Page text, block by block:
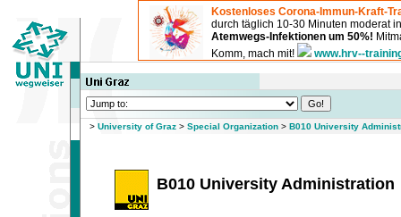
Kostenloses Corona-Immun-Kraft-
durch täglich 10-30 Minuten moderat
Atemwegs-Infektionen um 50%!
Komm, mach mit!
www.hrv--
> University of Graz > Special Organization > B010 University
B010 University Administration